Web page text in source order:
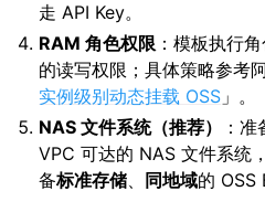
走 API Key。
RAM 角色权限 ：模板执行
的读写权限；具体策略参考
实例级别动态挂载 OSS 」。
NAS 文件系统（推荐）
：
VPC 可达的 NAS 文件系统
备标准存储、 同地域的 OSS